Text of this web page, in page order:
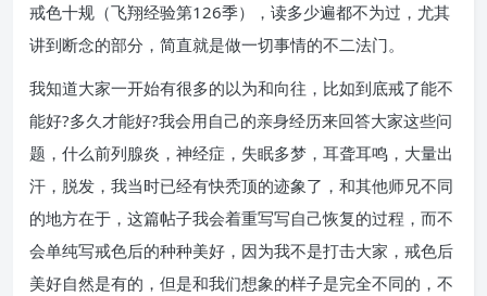
戒色十规（飞翔经验第126季），读多少遍都不为过，尤其
讲到断念的部分，简直就是做一切事情的不二法门。
我知道大家一开始有很多的以为和向往，比如到底戒了能不
能好?多久才能好?我会用自己的亲身经历来回答大家这些问
题，什么前列腺炎，神经症，失眠多梦，耳聋耳鸣，大量出
汗，脱发，我当时已经有快秃顶的迹象了，和其他师兄不同
的地方在于，这篇帖子我会着重写写自己恢复的过程，而不
会单纯写戒色后的种种美好，因为我不是打击大家，戒色后
美好自然是有的，但是和我们想象的样子是完全不同的，不